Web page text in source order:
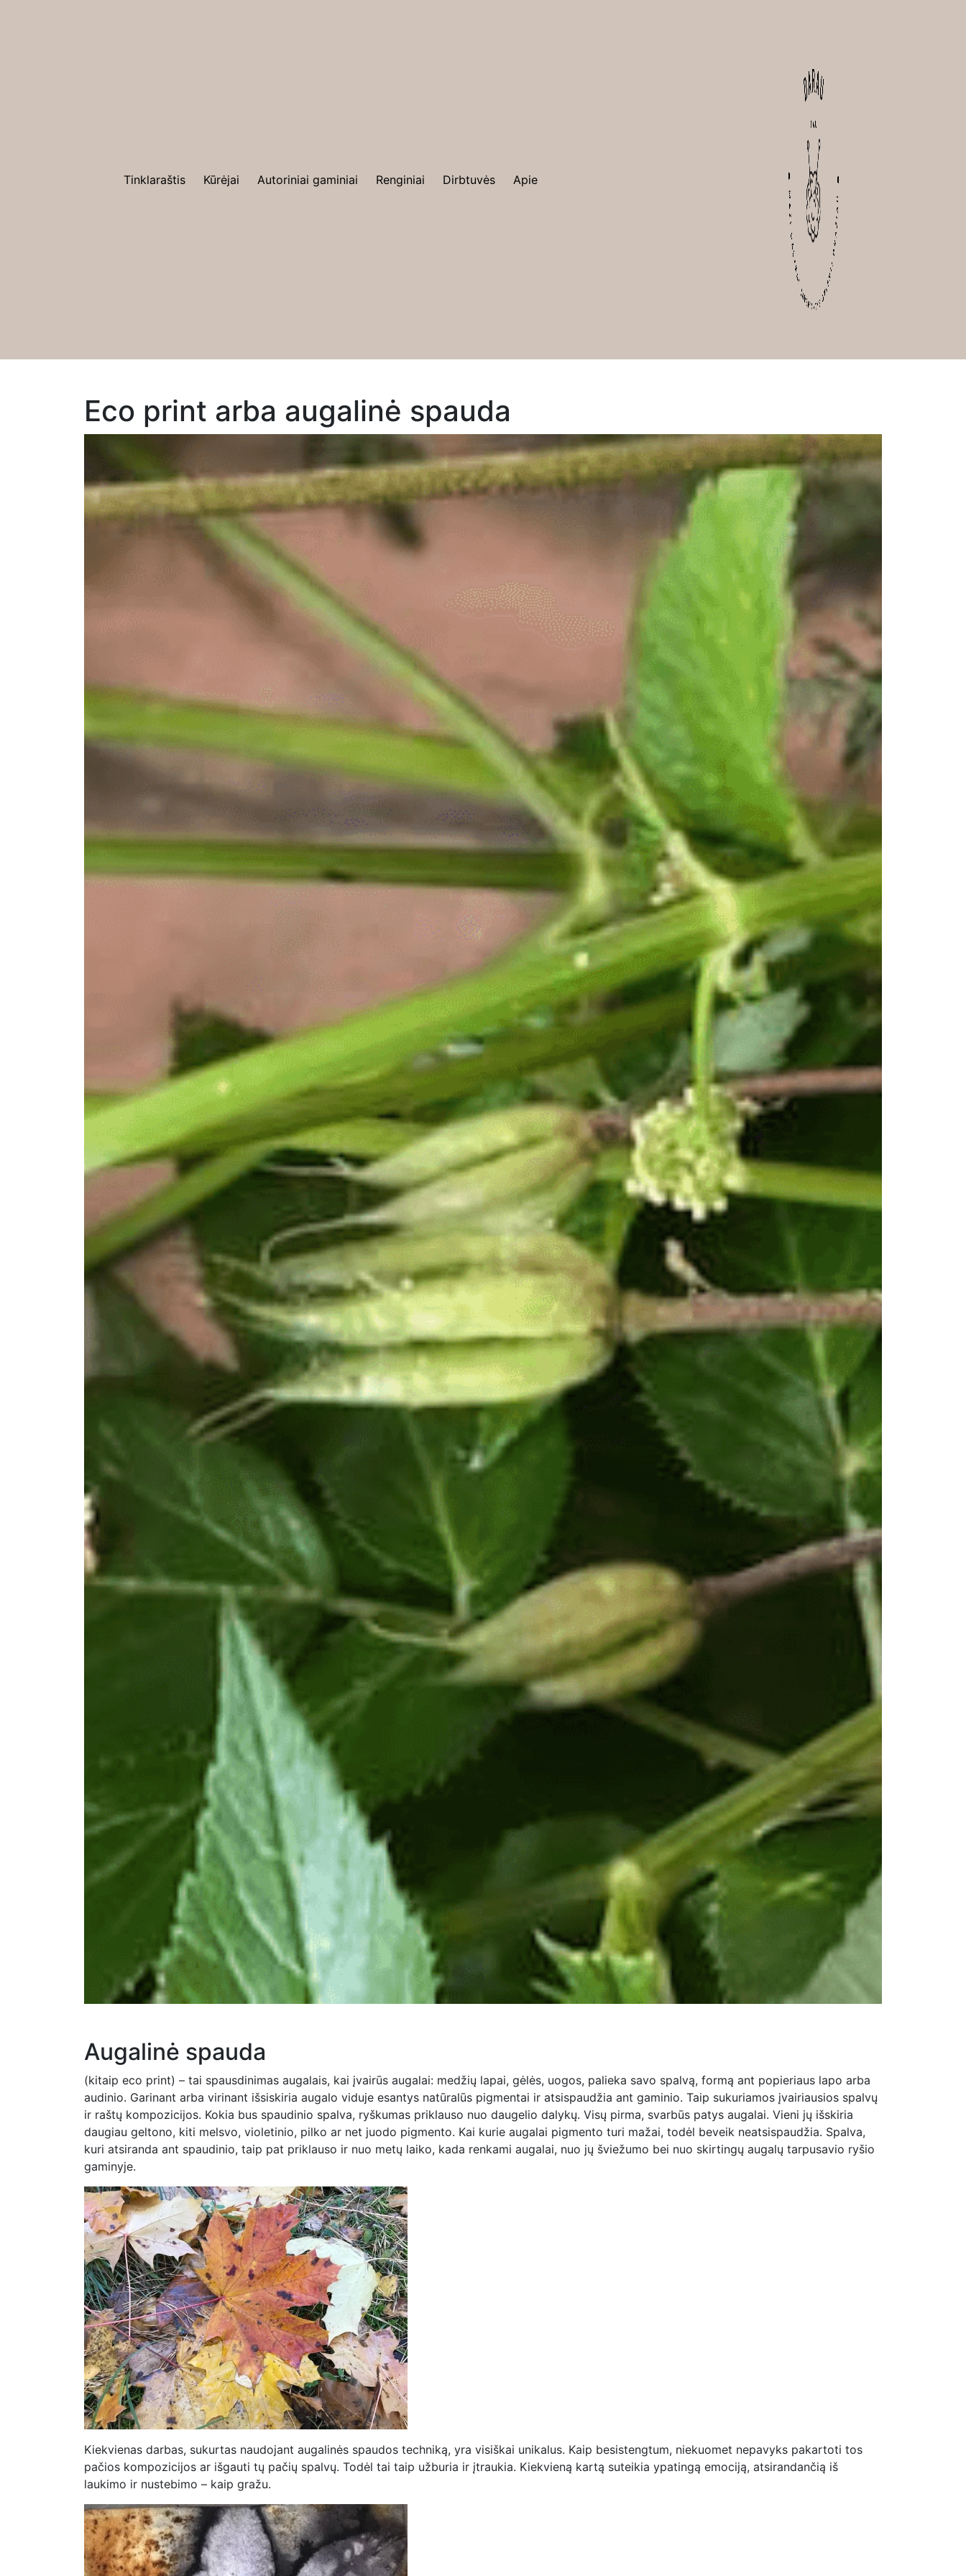
Tinklaraštis Kūrėjai Autoriniai gaminiai Renginiai Dirbtuvės Apie
Eco print arba augalinė spauda
Augalinė spauda
(kitaip eco print) – tai spausdinimas augalais, kai įvairūs augalai: medžių lapai, gėlės, uogos, palieka savo spalvą, formą ant popieriaus lapo arba
audinio. Garinant arba virinant išsiskiria augalo viduje esantys natūralūs pigmentai ir atsispaudžia ant gaminio. Taip sukuriamos įvairiausios spalvų
ir raštų kompozicijos. Kokia bus spaudinio spalva, ryškumas priklauso nuo daugelio dalykų. Visų pirma, svarbūs patys augalai. Vieni jų išskiria
daugiau geltono, kiti melsvo, violetinio, pilko ar net juodo pigmento. Kai kurie augalai pigmento turi mažai, todėl beveik neatsispaudžia. Spalva,
kuri atsiranda ant spaudinio, taip pat priklauso ir nuo metų laiko, kada renkami augalai, nuo jų šviežumo bei nuo skirtingų augalų tarpusavio ryšio
gaminyje.
Kiekvienas darbas, sukurtas naudojant augalinės spaudos techniką, yra visiškai unikalus. Kaip besistengtum, niekuomet nepavyks pakartoti tos
pačios kompozicijos ar išgauti tų pačių spalvų. Todėl tai taip užburia ir įtraukia. Kiekvieną kartą suteikia ypatingą emociją, atsirandančią iš
laukimo ir nustebimo – kaip gražu.